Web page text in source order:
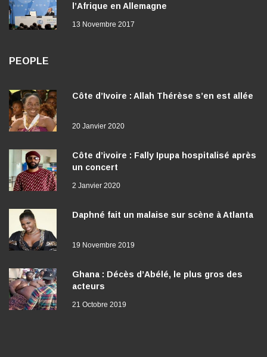
l’Afrique en Allemagne
13 Novembre 2017
PEOPLE
Côte d’Ivoire : Allah Thérèse s’en est allée
20 Janvier 2020
Côte d’ivoire : Fally Ipupa hospitalisé après
un concert
2 Janvier 2020
Daphné fait un malaise sur scène à Atlanta
19 Novembre 2019
Ghana : Décès d’Abélé, le plus gros des
acteurs
21 Octobre 2019